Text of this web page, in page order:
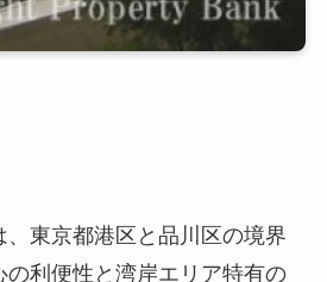
、東京都港区と品川区の境界
利便性と湾岸エリア特有の